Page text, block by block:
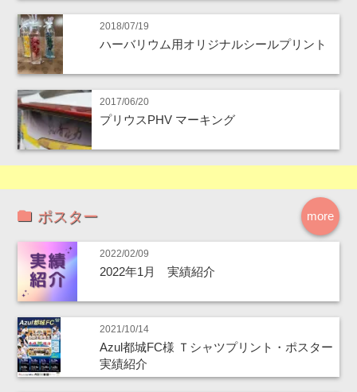
2018/07/19
ハーバリウム用オリジナルシールプリント
2017/06/20
プリウスPHV マーキング
more
ポスター
2022/02/09
2022年1月 実績紹介
2021/10/14
Azul都城FC様 Ｔシャツプリント・ポスター
実績紹介